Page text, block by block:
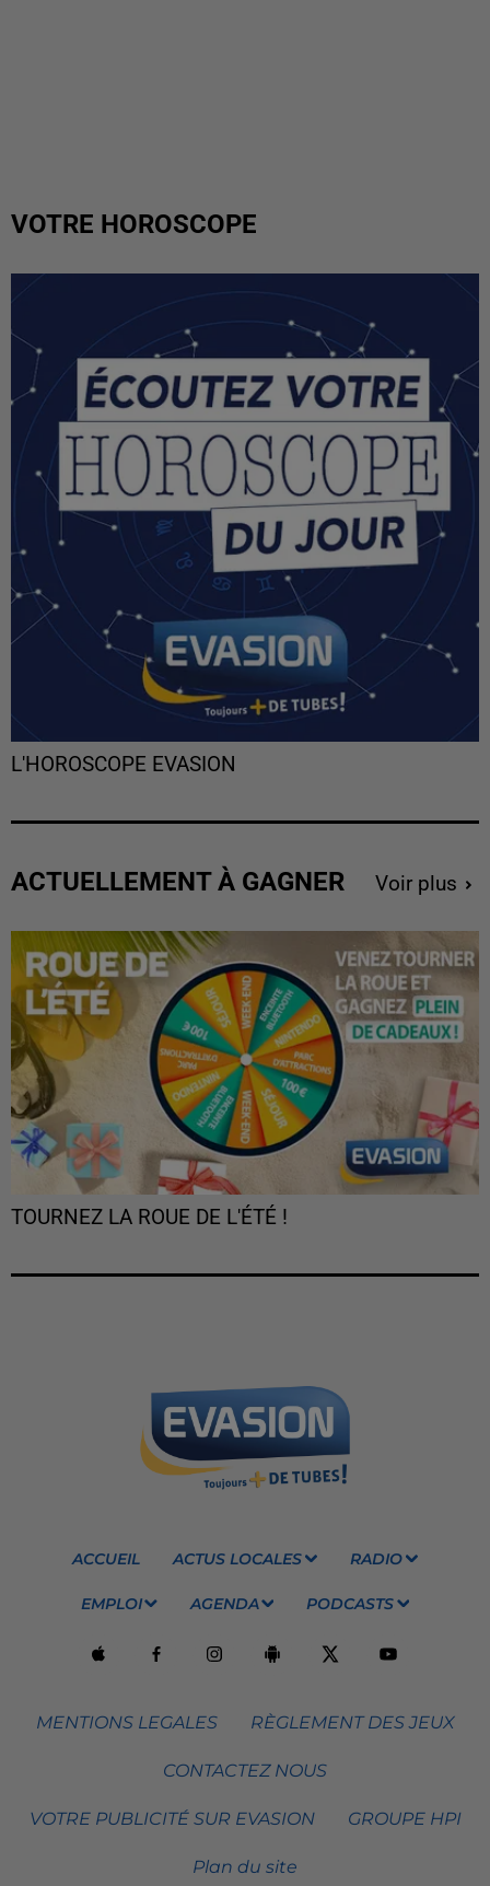
VOTRE HOROSCOPE
L'HOROSCOPE EVASION
ACTUELLEMENT À GAGNER Voir plus
TOURNEZ LA ROUE DE L'ÉTÉ !
ACCUEIL ACTUS LOCALES RADIO
EMPLOI AGENDA PODCASTS
MENTIONS LEGALES RÈGLEMENT DES JEUX
CONTACTEZ NOUS
VOTRE PUBLICITÉ SUR EVASION GROUPE HPI
Plan du site